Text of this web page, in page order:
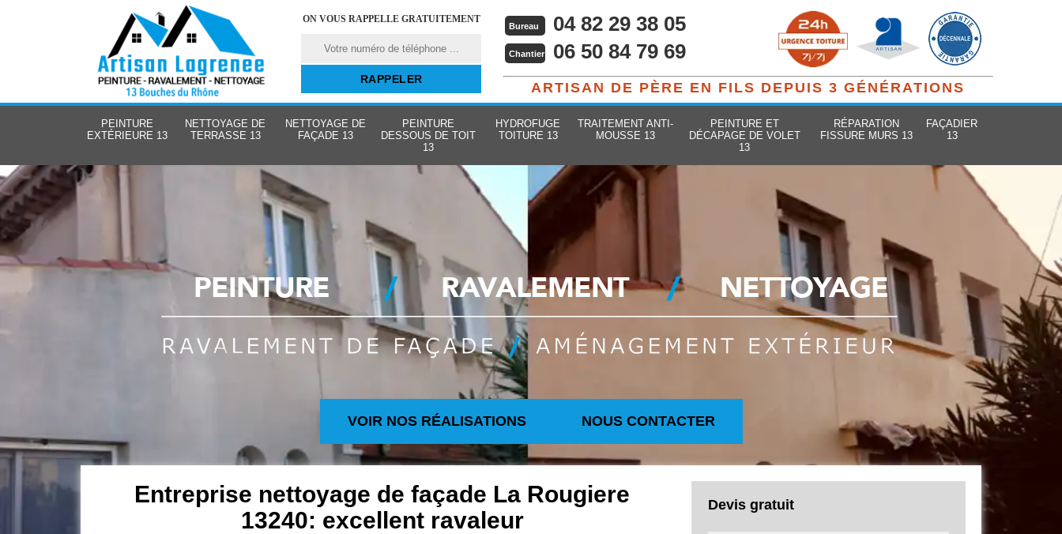
ON VOUS RAPPELLE GRATUITEMENT
Bureau 04 82 29 38 05
Chantier 06 50 84 79 69
ARTISAN DE PÈRE EN FILS DEPUIS 3 GÉNÉRATIONS
PEINTURE
EXTÉRIEURE 13
NETTOYAGE DE
TERRASSE 13
NETTOYAGE DE
FAÇADE 13
PEINTURE
DESSOUS DE TOIT
13
HYDROFUGE
TOITURE 13
TRAITEMENT ANTI-
MOUSSE 13
PEINTURE ET
DÉCAPAGE DE VOLET
13
RÉPARATION
FISSURE MURS 13
FAÇADIER
13
VOIR NOS RÉALISATIONS NOUS CONTACTER
Entreprise nettoyage de façade La Rougiere
13240: excellent ravaleur
Devis gratuit